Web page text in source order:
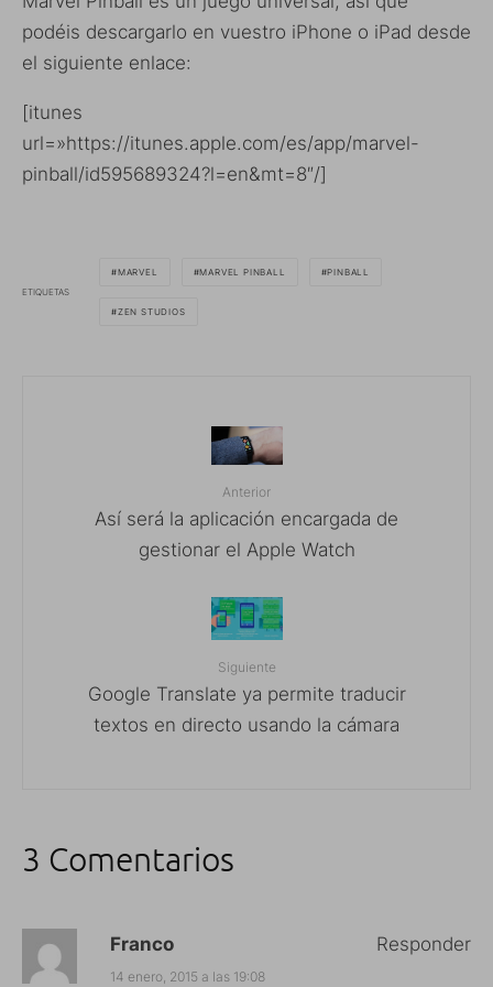
podéis descargarlo en vuestro iPhone o iPad desde
el siguiente enlace:
[itunes
url=»https://itunes.apple.com/es/app/marvel-
pinball/id595689324?l=en&mt=8″/]
ETIQUETAS
MARVEL MARVEL PINBALL PINBALL
ZEN STUDIOS
Anterior
Así será la aplicación encargada de
gestionar el Apple Watch
Siguiente
Google Translate ya permite traducir
textos en directo usando la cámara
3 Comentarios
Franco
14 enero, 2015 a las 19:08
Responder